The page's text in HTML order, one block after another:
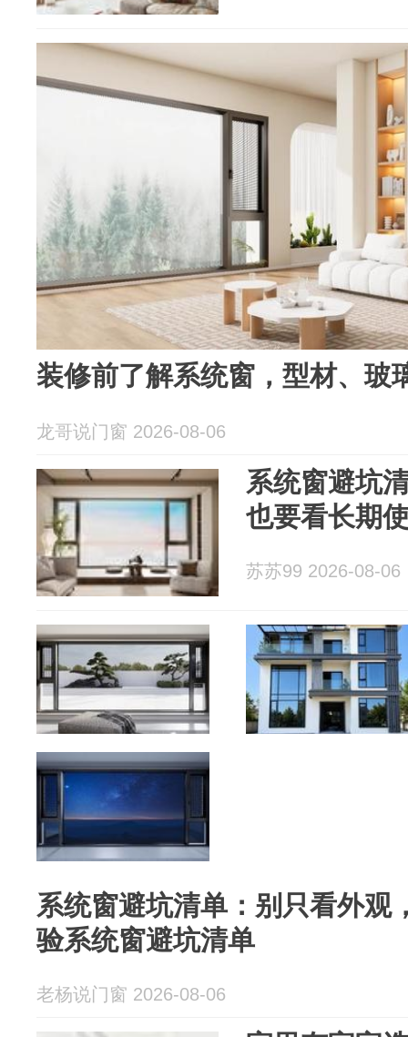
装修前了解系统窗，型材、玻
龙哥说门窗 2026-08-06
系统窗避坑
也要看长期
苏苏99 2026-08-06
系统窗避坑清单：别只看外观
验系统窗避坑清单
老杨说门窗 2026-08-06